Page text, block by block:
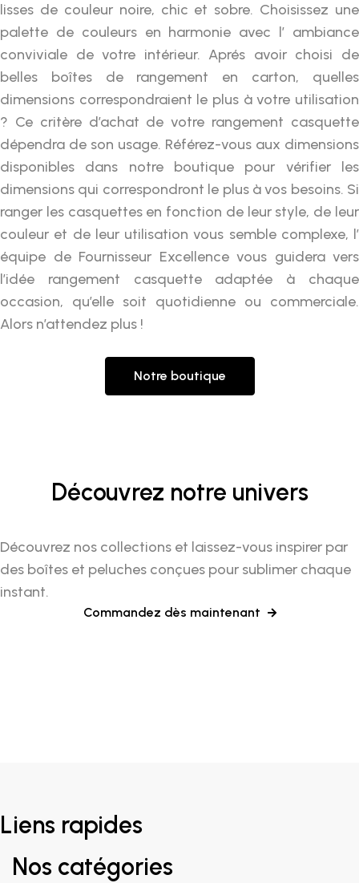
lisses de couleur noire, chic et sobre. Choisissez une
palette de couleurs en harmonie avec l’ ambiance
conviviale de votre intérieur. Aprés avoir choisi de
belles boîtes de rangement en carton, quelles
dimensions correspondraient le plus à votre utilisation
? Ce critère d’achat de votre rangement casquette
dépendra de son usage. Référez-vous aux dimensions
disponibles dans notre boutique pour vérifier les
dimensions qui correspondront le plus à vos besoins. Si
ranger les casquettes en fonction de leur style, de leur
couleur et de leur utilisation vous semble complexe, l’
équipe de Fournisseur Excellence vous guidera vers
l’idée rangement casquette adaptée à chaque
occasion, qu’elle soit quotidienne ou commerciale.
Alors n’attendez plus !
Notre boutique
Découvrez notre univers
Découvrez nos collections et laissez-vous inspirer par
des boîtes et peluches conçues pour sublimer chaque
instant.
Commandez dès maintenant
Liens rapides
Nos catégories